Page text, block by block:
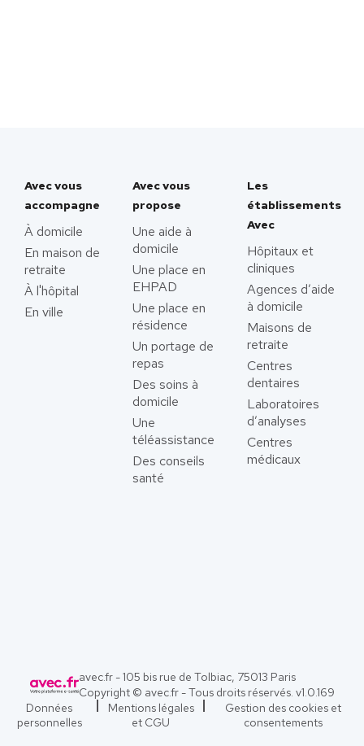
Avec vous
accompagne
À domicile
En maison de
retraite
À l'hôpital
En ville
Avec vous
propose
Une aide à
domicile
Une place en
EHPAD
Une place en
résidence
Un portage de
repas
Des soins à
domicile
Une
téléassistance
Des conseils
santé
Les
établissements
Avec
Hôpitaux et
cliniques
Agences d’aide
à domicile
Maisons de
retraite
Centres
dentaires
Laboratoires
d’analyses
Centres
médicaux
avec.fr - 105 bis rue de Tolbiac, 75013 Paris
Copyright © avec.fr - Tous droits réservés. v1.0.169
Données
personnelles
Mentions légales
et CGU
Gestion des cookies et
consentements